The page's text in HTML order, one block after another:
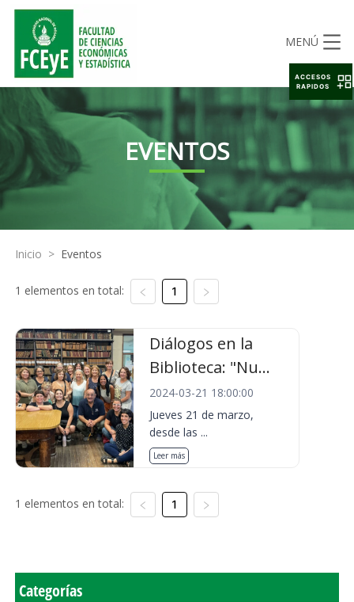
MENÚ
EVENTOS
Inicio > Eventos
1 elementos en total: 1
Diálogos en la
Biblioteca: "Nu...
2024-03-21 18:00:00
Jueves 21 de marzo,
desde las ...
Leer más
1 elementos en total: 1
Categorías
ACCESOS
RAPIDOS